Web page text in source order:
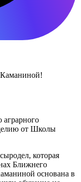
от Школы
которая
Ближнего
основана в